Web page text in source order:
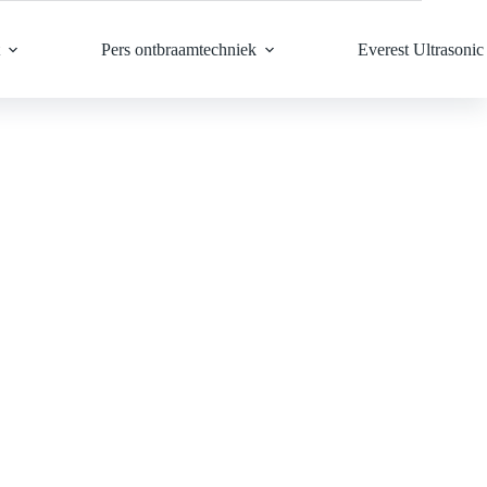
Pers ontbraamtechniek Everest Ultrasonic